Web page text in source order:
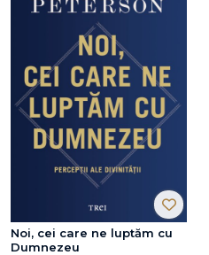
Noi, cei care ne luptăm cu
Dumnezeu